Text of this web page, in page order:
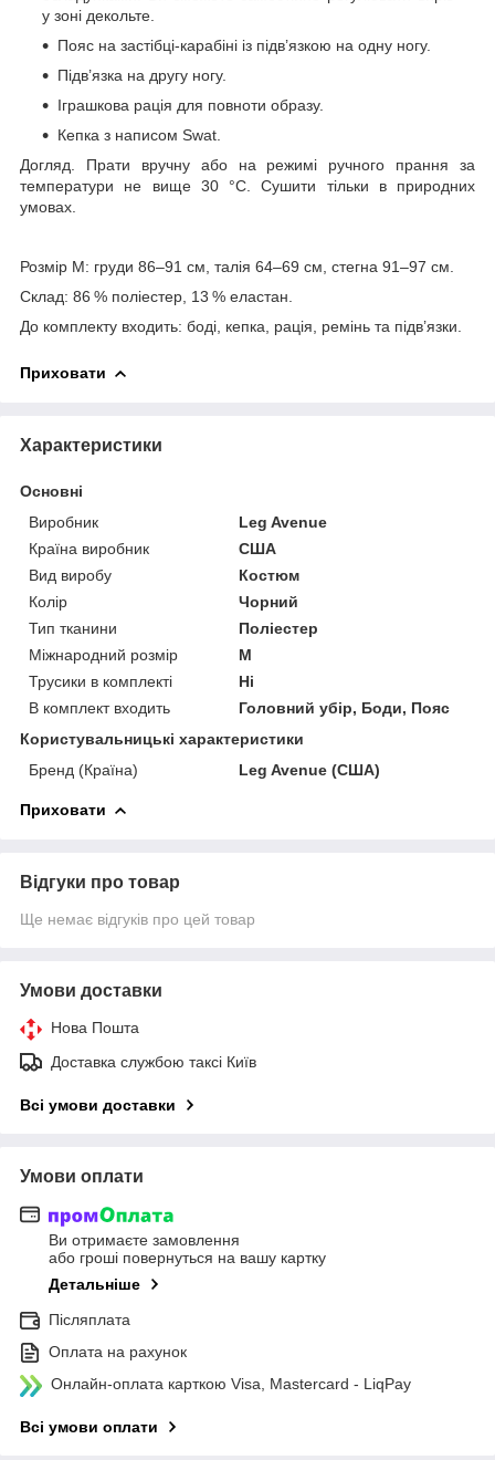
у зоні декольте.
Пояс на застібці-карабіні із підв’язкою на одну ногу.
Підв’язка на другу ногу.
Іграшкова рація для повноти образу.
Кепка з написом Swat.
Догляд. Прати вручну або на режимі ручного прання за
температури не вище 30 °C. Сушити тільки в природних
умовах.
Розмір М: груди 86–91 см, талія 64–69 см, стегна 91–97 см.
Склад: 86 % поліестер, 13 % еластан.
До комплекту входить: боді, кепка, рація, ремінь та підв’язки.
Приховати
Характеристики
Основні
Виробник
Leg Avenue
Країна виробник
США
Вид виробу
Костюм
Колір
Чорний
Тип тканини
Поліестер
Міжнародний розмір
M
Трусики в комплекті
Ні
В комплект входить
Головний убір, Боди, Пояс
Користувальницькі характеристики
Бренд (Країна)
Leg Avenue (США)
Приховати
Відгуки про товар
Ще немає відгуків про цей товар
Умови доставки
Нова Пошта
Доставка службою таксі Київ
Всі умови доставки
Умови оплати
Ви отримаєте замовлення
або гроші повернуться на вашу картку
Детальніше
Післяплата
Оплата на рахунок
Онлайн-оплата карткою Visa, Mastercard - LiqPay
Всі умови оплати